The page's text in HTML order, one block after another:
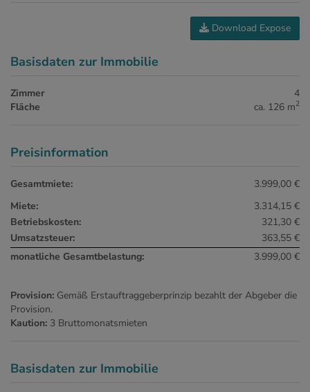
Download Expose
Basisdaten zur Immobilie
Zimmer
4
Fläche
ca. 126 m2
Preisinformation
Gesamtmiete:
3.999,00 €
Miete:
3.314,15 €
Betriebskosten:
321,30 €
Umsatzsteuer:
363,55 €
monatliche Gesamtbelastung:
3.999,00 €
Provision: Gemäß Erstauftraggeberprinzip bezahlt der Abgeber die
Provision.
Kaution: 3 Bruttomonatsmieten
Basisdaten zur Immobilie